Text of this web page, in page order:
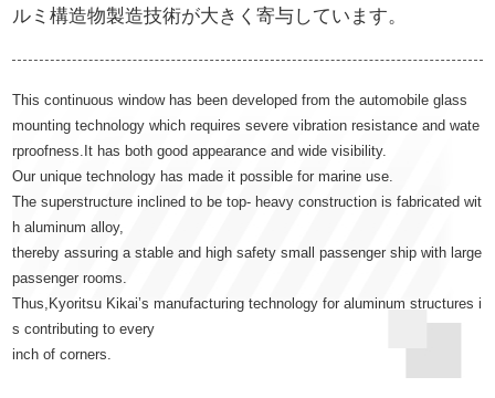
ルミ構造物製造技術が大きく寄与しています。
This continuous window has been developed from the automobile glass
mounting technology which requires severe vibration resistance and wate
rproofness.It has both good appearance and wide visibility.
Our unique technology has made it possible for marine use.
The superstructure inclined to be top‐ heavy construction is fabricated wit
h aluminum alloy,
thereby assuring a stable and high safety small passenger ship with large
passenger rooms.
Thus,Kyoritsu Kikai’s manufacturing technology for aluminum structures i
s contributing to every
inch of corners.